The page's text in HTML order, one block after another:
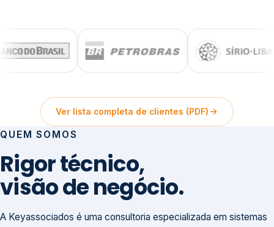
Ver lista completa de clientes (PDF)
QUEM SOMOS
Rigor técnico,
visão de negócio.
A Keyassociados é uma consultoria especializada em sistemas